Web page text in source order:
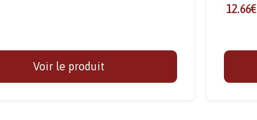
Voir le produit
12.66€